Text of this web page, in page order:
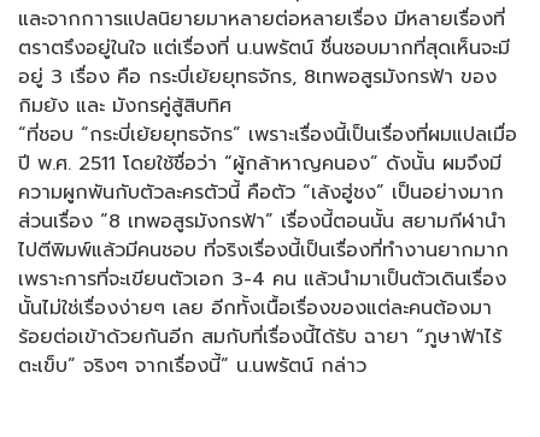
และจากกาารแปลนิยายมาหลายต่อหลายเรื่อง มีหลายเรื่องที่
ตราตรึงอยู่ในใจ แต่เรื่องที่ น.นพรัตน์ ชื่นชอบมากที่สุดเห็นจะมี
อยู่ 3 เรื่อง คือ กระบี่เย้ยยุทธจักร, 8เทพอสูรมังกรฟ้า ของ
กิมย้ง และ มังกรคู่สู้สิบทิศ
“ที่ชอบ “กระบี่เย้ยยุทธจักร” เพราะเรื่องนี้เป็นเรื่องที่ผมแปลเมื่อ
ปี พ.ศ. 2511 โดยใช้ชื่อว่า “ผู้กล้าหาญคนอง” ดังนั้น ผมจึงมี
ความผูกพันกับตัวละครตัวนี้ คือตัว “เล้งฮู่ชง” เป็นอย่างมาก
ส่วนเรื่อง “8 เทพอสูรมังกรฟ้า” เรื่องนี้ตอนนั้น สยามกีฬานำ
ไปตีพิมพ์แล้วมีคนชอบ ที่จริงเรื่องนี้เป็นเรื่องที่ทำงานยากมาก
เพราะการที่จะเขียนตัวเอก 3-4 คน แล้วนำมาเป็นตัวเดินเรื่อง
นั้นไม่ใช่เรื่องง่ายๆ เลย อีกทั้งเนื้อเรื่องของแต่ละคนต้องมา
ร้อยต่อเข้าด้วยกันอีก สมกับที่เรื่องนี้ได้รับ ฉายา “ภูษาฟ้าไร้
ตะเข็บ” จริงๆ จากเรื่องนี้” น.นพรัตน์ กล่าว